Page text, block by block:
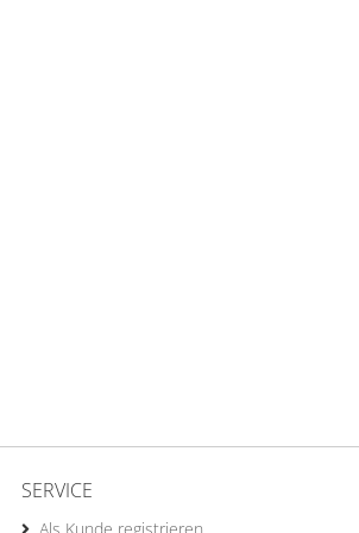
SERVICE